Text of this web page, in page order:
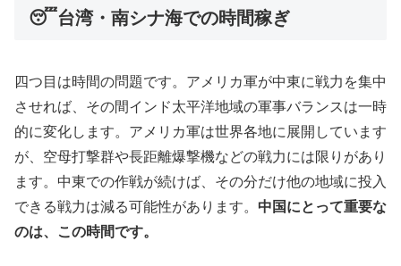
😴台湾・南シナ海での時間稼ぎ
四つ目は時間の問題です。アメリカ軍が中東に戦力を集中
させれば、その間インド太平洋地域の軍事バランスは一時
的に変化します。アメリカ軍は世界各地に展開しています
が、空母打撃群や長距離爆撃機などの戦力には限りがあり
ます。中東での作戦が続けば、その分だけ他の地域に投入
できる戦力は減る可能性があります。 中国にとって重要な
のは、この時間です。